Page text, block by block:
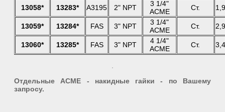
13058* 13283* A3195 2" NPT
3 1/4"
ACME
Ст.
13059* 13284* FAS 3" NPT
3 1/4"
ACME
Ст.
13060* 13285* FAS 3" NPT
4 1/4"
ACME
Ст.
Отдельные ACME - накидные гайки - по Вашему
запросу.